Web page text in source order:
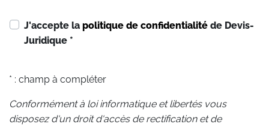
J'accepte la politique de confidentialité de Devis-
Juridique *
* : champ à compléter
Conformément à loi informatique et libertés vous
disposez d'un droit d'accès de rectification et de